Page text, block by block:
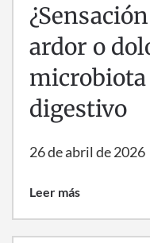
ardor o
digestivo
26 de abril de 2026
Leer más